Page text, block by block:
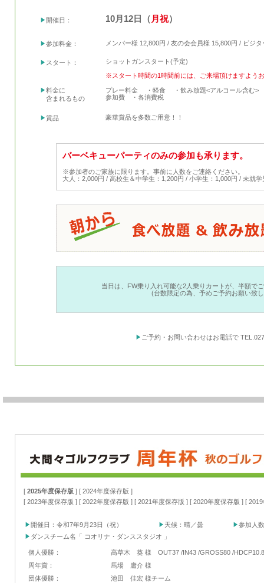
開催日： 10月12日（ 月祝）
参加料金： メンバー様 12,800円 / 友の会会員様 15,800円 / ビジ
スタート：
ショットガンスタート(予定)
※スタート時間の1時間前には、ご来場頂けますよう
料金に
含まれるもの
プレー料金 ・軽食 ・飲み放題<アルコール含む>
参加費 ・各消費税
賞品 豪華賞品を多数ご用意！！
バーベキューパーティのみの参加も承ります。
※参加者のご家族に限ります。事前に人数をご連絡ください。
大人：2,000円 / 高校生＆中学生：1,200円 / 小学生：1,000円 / 未就学
当日は、FW乗り入れ可能な2人乗りカートが、半額で
(台数限定の為、予めご予約お願い致
ご予約・お問い合わせはお電話で
[ 2025年度保存版 ] [ 2024年度保存版 ]
[ 2023年度保存版 ] [ 2022年度保存版 ] [ 2021年度保存版 ] [ 2020年度保存版 ] [
開催日：令和7年9月23日（祝） 天候：晴／曇
参加人
ダンスチーム名「 コオリナ・ダンススタジオ 」
個人優勝：
高草木 葵 様 OUT37 /IN43 /GROSS80 /
周年賞：
馬場 庸介 様
団体優勝：
池田 佳宏 様チーム